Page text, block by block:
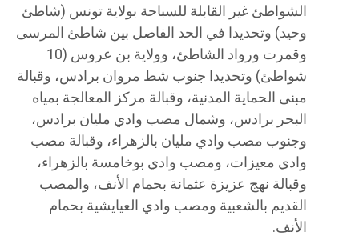
الشواطئ غير القابلة للسباحة بولاية تونس (شاطئ
وحيد) وتحديدا في الحد الفاصل بين شاطئ المرسى
وقمرت ورواد الشاطئ، وولاية بن عروس (10
شواطئ) وتحديدا جنوب شط مروان برادس، وقبالة
مبنى الحماية المدنية، وقبالة مركز المعالجة بمياه
البحر برادس، وشمال مصب وادي مليان برادس،
وجنوب مصب وادي مليان بالزهراء، وقبالة مصب
وادي معيزات، ومصب وادي بوخامسة بالزهراء،
وقبالة نهج عزيزة عثمانة بحمام الأنف، والمصب
القديم بالشعبية ومصب وادي العيايشية بحمام
الأنف.